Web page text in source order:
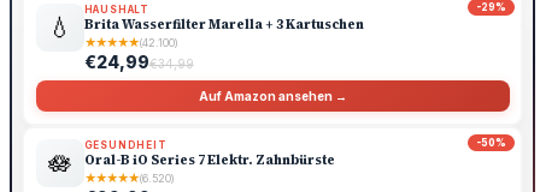
-29%
💧
HAUSHALT
Brita Wasserfilter Marella + 3 Kartuschen
★★★★★(42.100)
€24,99€34,99
Auf Amazon ansehen →
-50%
🪷
GESUNDHEIT
Oral-B iO Series 7 Elektr. Zahnbürste
★★★★★(6.520)